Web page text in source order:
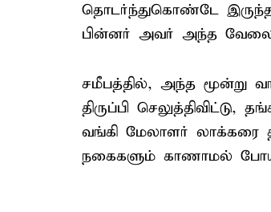
தொடர்ந்துகொண்டே
பின்னர் அவர் அந்த
சமீபத்தில், அந்த மூன்று
திருப்பி
வங்கி மேலாளர் லாக்கரை
நகைகளும் காணாமல்